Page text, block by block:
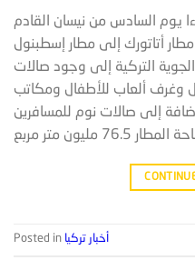
يوم السادس من نيسان القادم
أتاتورك إلى مطار إسطبنول
التركية إلى وجود صالات
وغرف ألعاب للأطفال ومكاتب
إلى صالات نوم للمسافرين
Posted in أخبار تركيا